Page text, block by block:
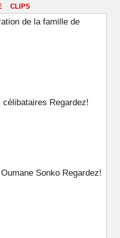
CLIPS
de la famille de
Regardez!
Sonko Regardez!